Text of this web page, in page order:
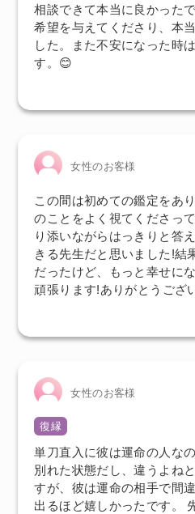
相談できて本当に良かった
希望を与えてくださり、本
した。また不安になった時
す。😊
女性のお客様
この間は初めての鑑定をあ
のことをよく視てくださっ
り添いながらはっきりと答
きる先生だと思いました!結
だったけど、もっと幸せに
頑張ります!ありがとうござ
女性のお客様
復縁
単刀直入に彼は運命の人な
別れた状態だし、違うよね
すが、彼は運命の相手で間
出るほど嬉しかったです。